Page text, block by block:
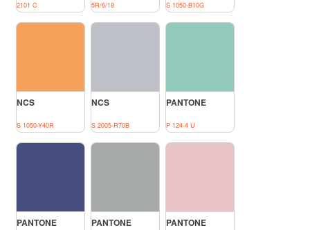
2101 C 5R/6/18 S 1050-B10G
NCS
S 1050-Y40R
NCS
S 2005-R70B
PANTONE
P 124-4 U
PANTONE PANTONE PANTONE